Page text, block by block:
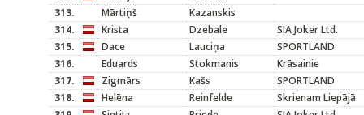
313.
Mārtiņš
Kazanskis
314.
Krista Dzebale
SIA Joker Ltd.
315.
Dace Lauciņa
SPORTLAND
316.
Eduards Stokmanis
Krāsainie
317.
Zigmārs Kašs
SPORTLAND
318.
Helēna Reinfelde
Skrienam Liepājā